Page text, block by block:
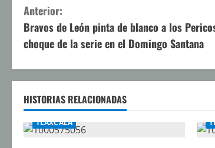
S
i
g
u
e
l
Anterior:
Bravos de León pinta de blanco a los
choque de la serie en el Domingo Santana
HISTORIAS RELACIONADAS
TLAXCALA